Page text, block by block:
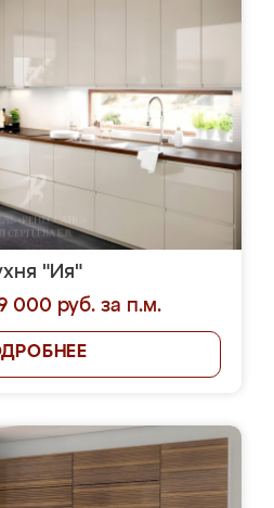
"Ия"
000 руб. за п.м.